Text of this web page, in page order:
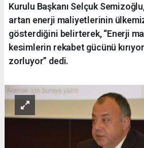
Kurulu Başkanı Selçuk
artan enerji maliyetlerinin
gösterdiğini belirterek, “Enerji
kesimlerin rekabet gücünü
zorluyor” dedi.